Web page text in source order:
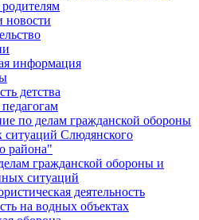
новости
информация
детства
по делам гражданской обороны
ситуаций Слюдянского
района"
гражданской обороны и
ситуаций
деятельность
на водных объектах